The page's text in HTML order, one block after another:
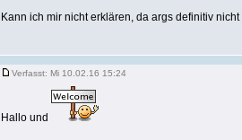
Kann ich mir nicht erklären, da args definitiv nicht
Verfasst: Mi 10.02.16 15:24
Hallo und